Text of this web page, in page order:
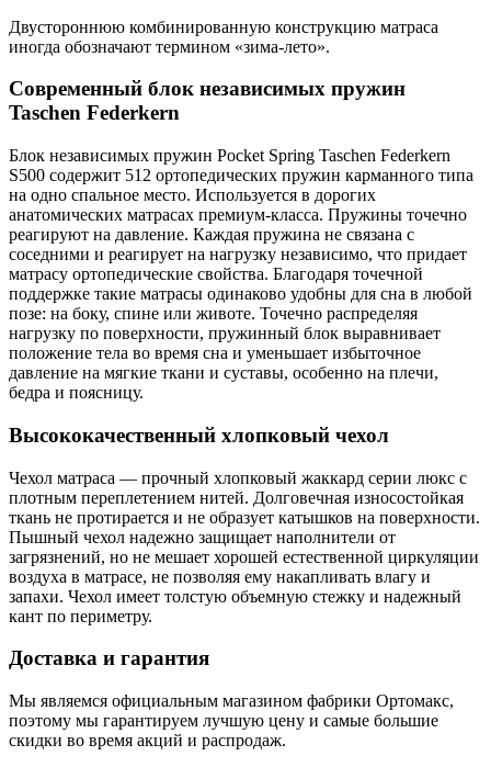
Двустороннюю комбинированную конструкцию матраса
иногда обозначают термином «зима-лето».
Современный блок независимых пружин
Taschen Federkern
Блок независимых пружин Pocket Spring Taschen Federkern
S500 содержит 512 ортопедических пружин карманного типа
на одно спальное место. Используется в дорогих
анатомических матрасах премиум-класса. Пружины точечно
реагируют на давление. Каждая пружина не связана с
соседними и реагирует на нагрузку независимо, что придает
матрасу ортопедические свойства. Благодаря точечной
поддержке такие матрасы одинаково удобны для сна в любой
позе: на боку, спине или животе. Точечно распределяя
нагрузку по поверхности, пружинный блок выравнивает
положение тела во время сна и уменьшает избыточное
давление на мягкие ткани и суставы, особенно на плечи,
бедра и поясницу.
Высококачественный хлопковый чехол
Чехол матраса — прочный хлопковый жаккард серии люкс с
плотным переплетением нитей. Долговечная износостойкая
ткань не протирается и не образует катышков на поверхности.
Пышный чехол надежно защищает наполнители от
загрязнений, но не мешает хорошей естественной циркуляции
воздуха в матрасе, не позволяя ему накапливать влагу и
запахи. Чехол имеет толстую объемную стежку и надежный
кант по периметру.
Доставка и гарантия
Мы являемся официальным магазином фабрики Ортомакс,
поэтому мы гарантируем лучшую цену и самые большие
скидки во время акций и распродаж.